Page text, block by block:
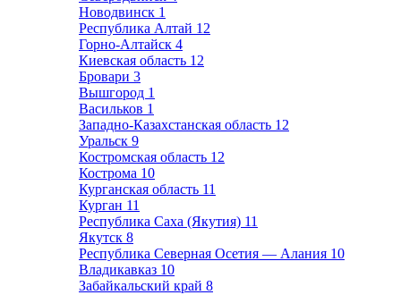
Новодвинск 1
Республика Алтай 12
Горно-Алтайск 4
Киевская область 12
Бровари 3
Вышгород 1
Васильков 1
Западно-Казахстанская область 12
Уральск 9
Костромская область 12
Кострома 10
Курганская область 11
Курган 11
Республика Саха (Якутия) 11
Якутск 8
Республика Северная Осетия — Алания 10
Владикавказ 10
Забайкальский край 8